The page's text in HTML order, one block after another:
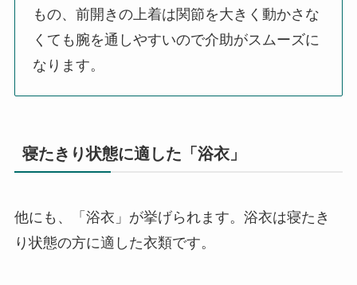
もの、前開きの上着は関節を大きく動かさな
くても腕を通しやすいので介助がスムーズに
なります。
寝たきり状態に適した「浴衣」
他にも、「浴衣」が挙げられます。浴衣は寝たき
り状態の方に適した衣類です。